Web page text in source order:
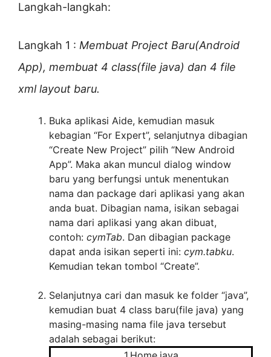
Langkah-langkah:
Langkah 1 : Membuat Project Baru(Android
App), membuat 4 class(file java) dan 4 file
xml layout baru.
Buka aplikasi Aide, kemudian masuk
kebagian “For Expert”, selanjutnya dibagian
“Create New Project” pilih “New Android
App”. Maka akan muncul dialog window
baru yang berfungsi untuk menentukan
nama dan package dari aplikasi yang akan
anda buat. Dibagian nama, isikan sebagai
nama dari aplikasi yang akan dibuat,
contoh: cymTab. Dan dibagian package
dapat anda isikan seperti ini: cym.tabku.
Kemudian tekan tombol “Create”.
Selanjutnya cari dan masuk ke folder “java”,
kemudian buat 4 class baru(file java) yang
masing-masing nama file java tersebut
adalah sebagai berikut: